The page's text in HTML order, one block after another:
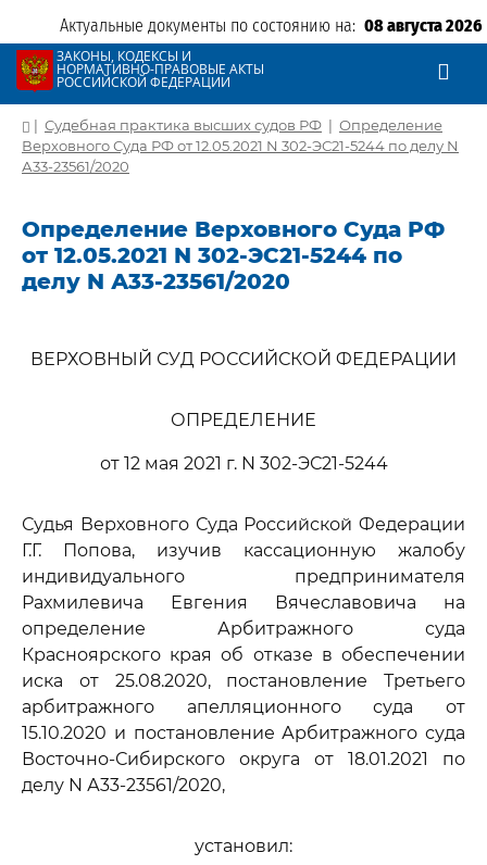
Актуальные документы по состоянию на: 08 августа 2026
ЗАКОНЫ, КОДЕКСЫ И
НОРМАТИВНО-ПРАВОВЫЕ АКТЫ
РОССИЙСКОЙ ФЕДЕРАЦИИ
| Судебная практика высших судов РФ | Определение
Верховного Суда РФ от 12.05.2021 N 302-ЭС21-5244 по делу N
А33-23561/2020
Определение Верховного Суда РФ
от 12.05.2021 N 302-ЭС21-5244 по
делу N А33-23561/2020
ВЕРХОВНЫЙ СУД РОССИЙСКОЙ ФЕДЕРАЦИИ
ОПРЕДЕЛЕНИЕ
от 12 мая 2021 г. N 302-ЭС21-5244
Судья Верховного Суда Российской Федерации
Г.Г. Попова, изучив кассационную жалобу
индивидуального предпринимателя
Рахмилевича Евгения Вячеславовича на
определение Арбитражного суда
Красноярского края об отказе в обеспечении
иска от 25.08.2020, постановление Третьего
арбитражного апелляционного суда от
15.10.2020 и постановление Арбитражного суда
Восточно-Сибирского округа от 18.01.2021 по
делу N А33-23561/2020,
установил: